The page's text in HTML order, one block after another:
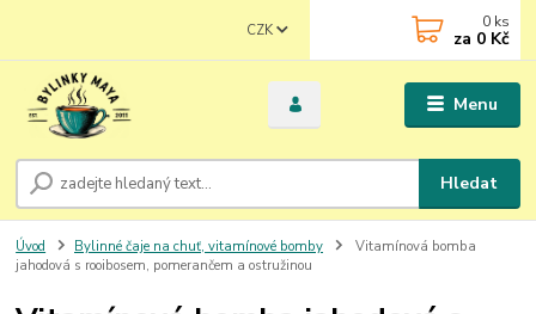
Menu
CZK
Hledat
0 ks
za 0 Kč
Úvod Bylinné čaje na chuť, vitamínové bomby
Vitamínová bomba
jahodová s rooibosem, pomerančem a ostružinou